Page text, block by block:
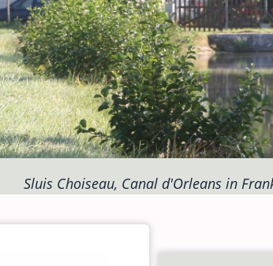
Sluis Choiseau, Canal d'Orleans in